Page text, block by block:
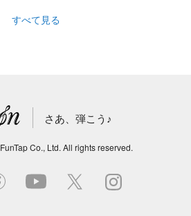
すべて見る
さあ、弾こう♪
FunTap Co., Ltd. All rights reserved.